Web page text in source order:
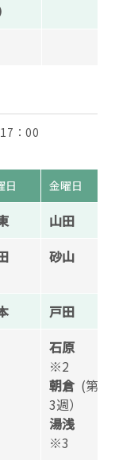
：00
日 金曜日
山田
砂山
戸田
石原
※2
朝倉(第
3週）
湯浅
※3